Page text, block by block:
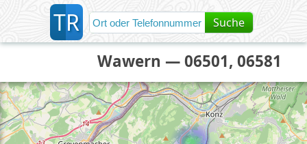
TR Suche
Wawern — 06501, 06581